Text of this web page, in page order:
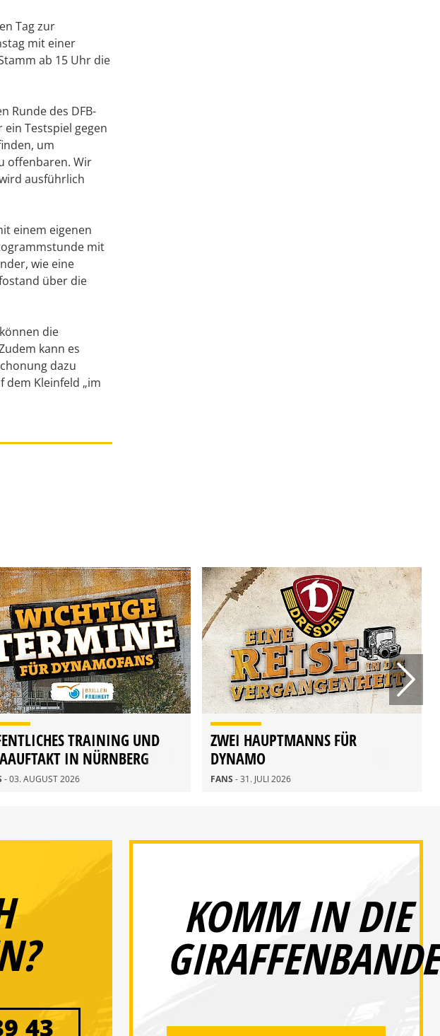
Tag zur
mit einer
ab 15 Uhr die
Runde des DFB-
ein Testspiel gegen
um
offenbaren. Wir
ausführlich
einem eigenen
mit
wie eine
über die
die
kann es
dazu
dem Kleinfeld „im
TRAINING UND
IN NÜRNBERG
- 03. AUGUST 2026
ZWEI HAUPTMANNS FÜR
DYNAMO
FANS - 31. JULI 2026
43
KOMM IN DIE
GIRAFFENBANDE